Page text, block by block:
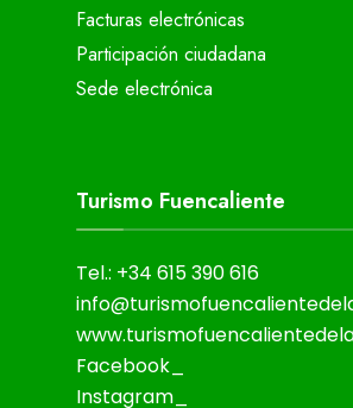
Facturas electrónicas
Participación ciudadana
Sede electrónica
Turismo Fuencaliente
Tel.: +34 615 390 616
Facebook_
Instagram_